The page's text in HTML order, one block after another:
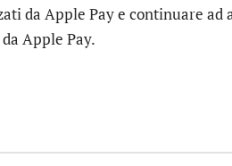
da Apple Pay e continuare ad
Apple Pay.